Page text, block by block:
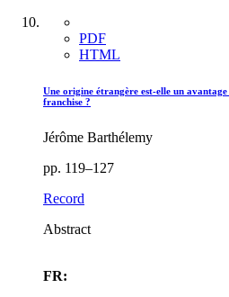
PDF
HTML
Une origine étrangère est-elle un
franchise ?
Jérôme Barthélemy
pp. 119–127
Record
Abstract
FR: